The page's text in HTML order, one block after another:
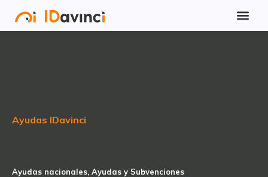
Ayudas IDavinci
Ayudas nacionales, Ayudas y Subvenciones